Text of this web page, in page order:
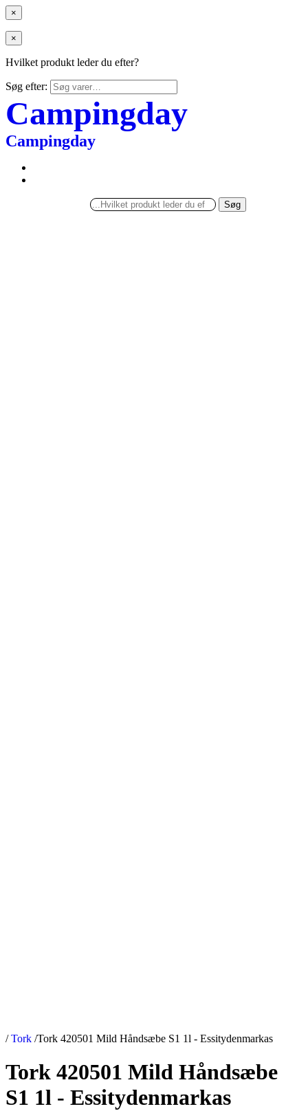
×
×
Hvilket produkt leder du efter?
Søg efter:
Campingday
Campingday
Søg
/ Tork /Tork 420501 Mild Håndsæbe S1 1l - Essitydenmarkas
Tork 420501 Mild Håndsæbe
S1 1l - Essitydenmarkas